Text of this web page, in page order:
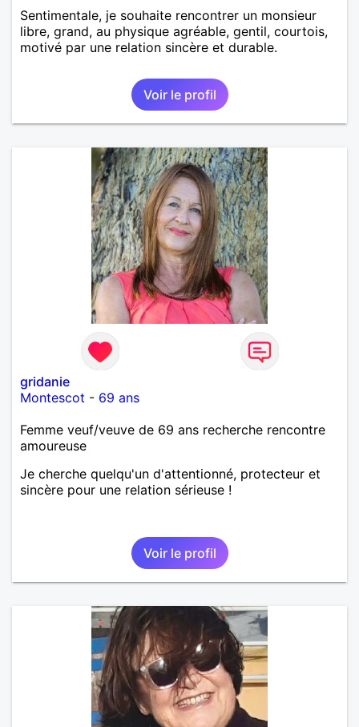
Sentimentale, je souhaite rencontrer un monsieur
libre, grand, au physique agréable, gentil, courtois,
motivé par une relation sincère et durable.
Voir le profil
gridanie
Montescot - 69 ans
Femme veuf/veuve de 69 ans recherche rencontre
amoureuse
Je cherche quelqu'un d'attentionné, protecteur et
sincère pour une relation sérieuse !
Voir le profil